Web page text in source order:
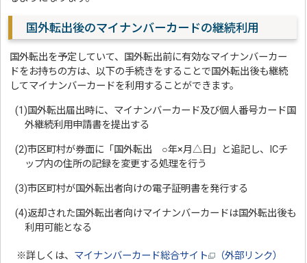
国外転出後のマイナンバーカードの継続利用
国外転出を予定していて、国外転出前に有効なマイナンバーカー
ドをお持ちの方は、以下の手続きをすることで国外転出後も継続
してマイナンバーカードを利用することができます。
(1)国外転出届出時に、マイナンバーカード及び個人番号カード国
外継続利用申請書を提出する
(2)市区町村が券面に「国外転出 ○年×月△日」と追記し、ICチ
ップ内の住所の記録を変更する処理を行う
(3)市区町村が国外転出者向けの電子証明書を発行する
(4)返却された国外転出者向けマイナンバーカードは国外転出後も
利用可能となる
※詳しくは、 マイナンバーカード総合サイト
（外部リンク）